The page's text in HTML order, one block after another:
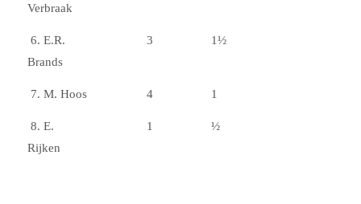
Verbraak
6. E.R.
Brands
3 1½
7. M. Hoos 4 1
8. E.
Rijken
1 ½